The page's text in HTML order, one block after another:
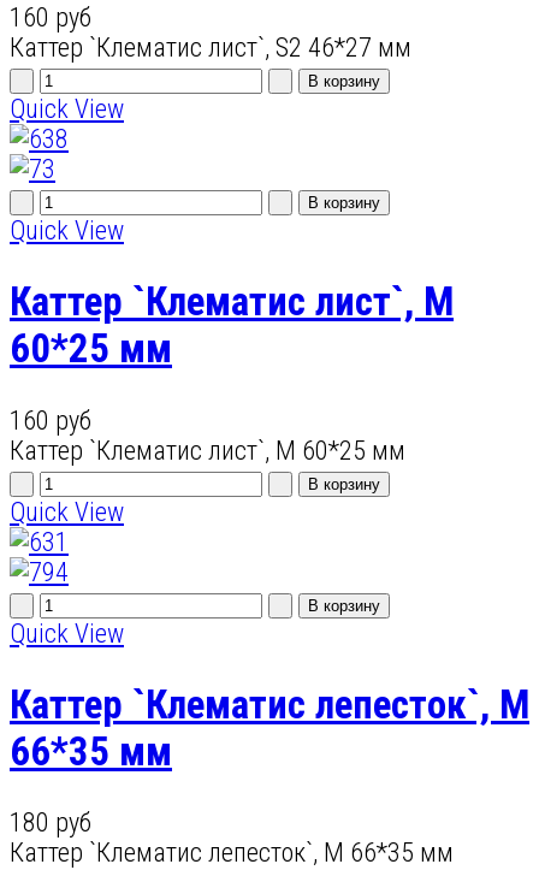
160 руб
Каттер `Клематис лист`, S2 46*27 мм
Quick View
Quick View
Каттер `Клематис лист`, M
60*25 мм
160 руб
Каттер `Клематис лист`, M 60*25 мм
Quick View
Quick View
Каттер `Клематис лепесток`, M
66*35 мм
180 руб
Каттер `Клематис лепесток`, M 66*35 мм